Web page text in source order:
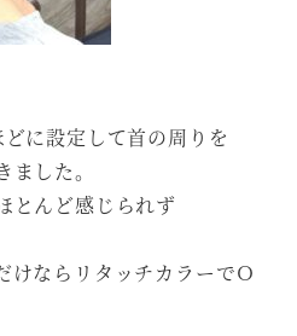
に設定して首の周りを
した。
とんど感じられず
けならリタッチカラーでＯ